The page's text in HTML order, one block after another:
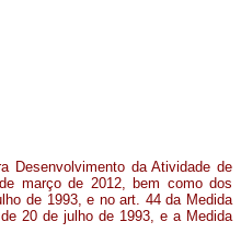
Desenvolvimento da Atividade de
março de 2012, bem como dos
de 1993, e no art. 44 da Medida
20 de julho de 1993, e a Medida